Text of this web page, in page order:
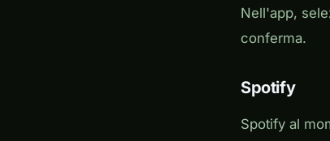
Nell'app,
conferma.
Spotify
Spotify al